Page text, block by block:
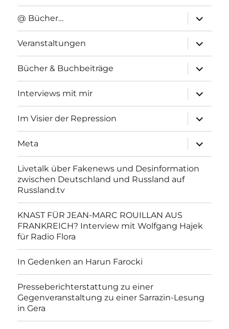
@ Bücher…
anzeigen
Veranstaltungen
anzeigen
Bücher & Buchbeiträge
anzeigen
Interviews mit mir
anzeigen
Im Visier der Repression
anzeigen
Meta
anzeigen
Livetalk über Fakenews und Desinformation
zwischen Deutschland und Russland auf
Russland.tv
KNAST FÜR JEAN-MARC ROUILLAN AUS
FRANKREICH? Interview mit Wolfgang Hajek
für Radio Flora
In Gedenken an Harun Farocki
Presseberichterstattung zu einer
Gegenveranstaltung zu einer Sarrazin-Lesung
in Gera